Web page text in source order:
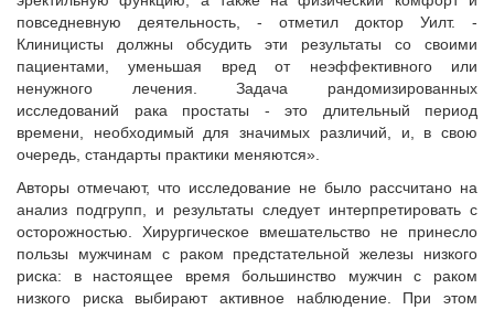
повседневную деятельность, - отметил доктор Уилт. -
Клиницисты должны обсудить эти результаты со своими
пациентами, уменьшая вред от неэффективного или
ненужного лечения. Задача рандомизированных
исследований рака простаты - это длительный период
времени, необходимый для значимых различий, и, в свою
очередь, стандарты практики меняются».
Авторы отмечают, что исследование не было рассчитано на
анализ подгрупп, и результаты следует интерпретировать с
осторожностью. Хирургическое вмешательство не принесло
пользы мужчинам с раком предстательной железы низкого
риска: в настоящее время большинство мужчин с раком
низкого риска выбирают активное наблюдение. При этом